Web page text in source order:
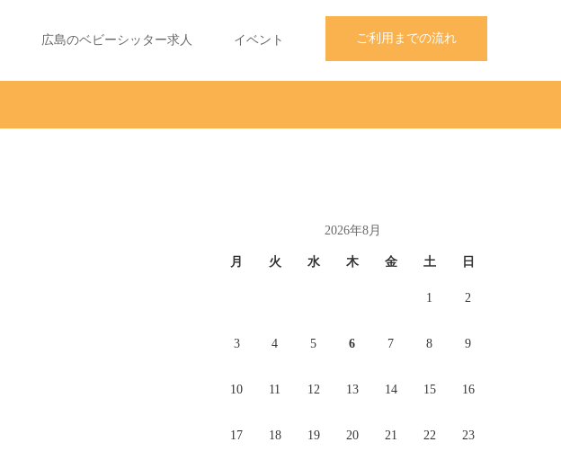
ご利用までの流れ
広島のベビーシッター求人 イベント
2026年8月
月 火 水 木 金 土 日
1 2
3 4 5 6 7 8 9
10 11 12 13 14 15 16
17 18 19 20 21 22 23